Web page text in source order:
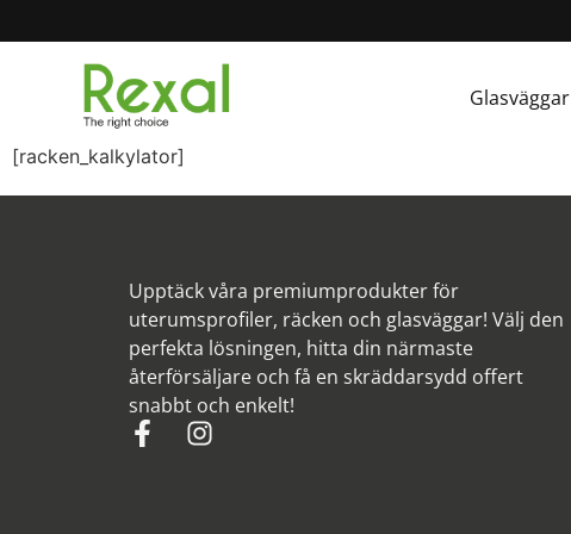
Glasväggar
[racken_kalkylator]
Upptäck våra premiumprodukter för
uterumsprofiler, räcken och glasväggar! Välj den
perfekta lösningen, hitta din närmaste
återförsäljare och få en skräddarsydd offert
snabbt och enkelt!